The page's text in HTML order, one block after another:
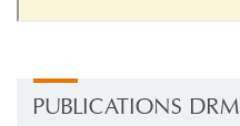
PUBLICATIONS DRM